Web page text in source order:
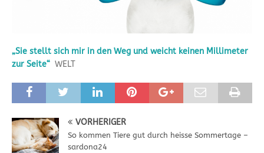
„Sie stellt sich mir in den Weg und weicht keinen Millimeter
zur Seite“ WELT
VORHERIGER
So kommen Tiere gut durch heisse Sommertage –
sardona24